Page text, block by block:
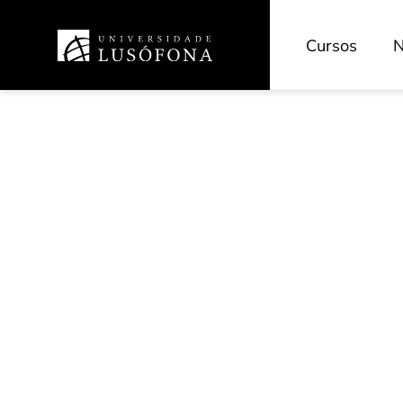
Cursos